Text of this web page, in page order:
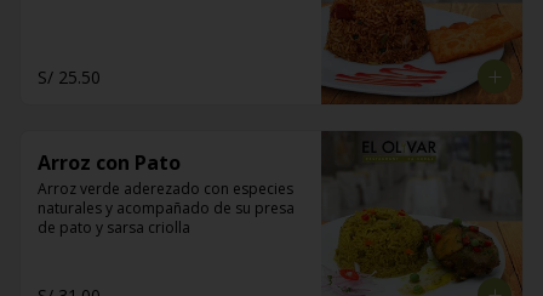
S/ 25.50
Arroz con Pato
Arroz verde aderezado con especies
naturales y acompañado de su presa
de pato y sarsa criolla